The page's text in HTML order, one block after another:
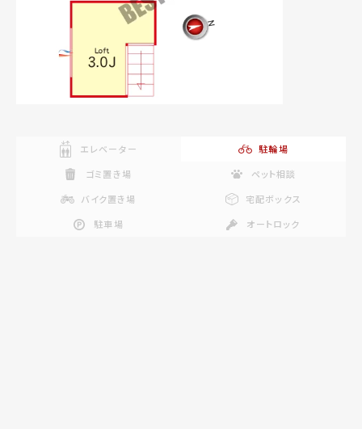
エレベーター
駐輪場
ゴミ置き場
ペット相談
バイク置き場
宅配ボックス
駐車場
オートロック